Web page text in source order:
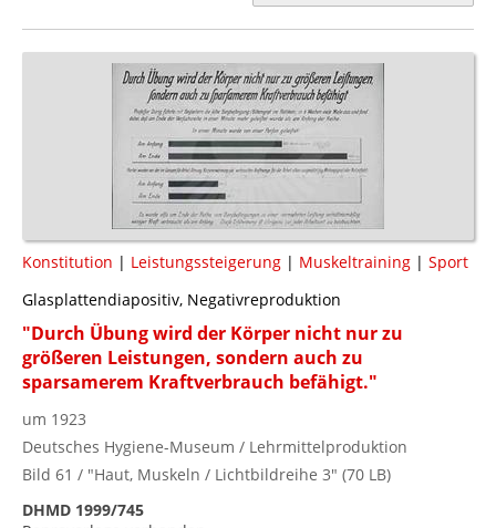
Konstitution | Leistungssteigerung | Muskeltraining | Sport
Glasplattendiapositiv, Negativreproduktion
"Durch Übung wird der Körper nicht nur zu
größeren Leistungen, sondern auch zu
sparsamerem Kraftverbrauch befähigt."
um 1923
Deutsches Hygiene-Museum / Lehrmittelproduktion
Bild 61 / "Haut, Muskeln / Lichtbildreihe 3" (70 LB)
DHMD 1999/745